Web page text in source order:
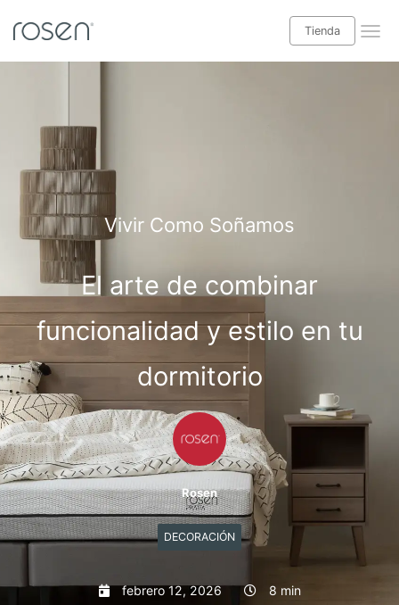
Tienda
Tienda
Categorías blog
Descanso
Salud y bienestar
Decoración interior
Casas y exteriores
Ideas hogar
Mascotas
Columnas
Productos
Guías descargables
Vivir Como Soñamos
El arte de combinar
funcionalidad y estilo en tu
dormitorio
Rosen
DECORACIÓN
febrero 12, 2026 8 min